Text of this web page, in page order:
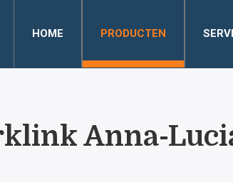
HOME
PRODUCTEN
Anna-